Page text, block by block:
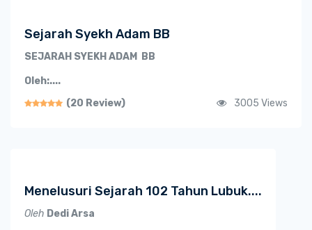
Sejarah Syekh Adam BB
SEJARAH SYEKH ADAM BB
Oleh:....
(20 Review)
3005 Views
Menelusuri Sejarah 102 Tahun Lubuk....
Oleh Dedi Arsa